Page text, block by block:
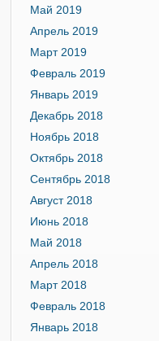
Май 2019
Апрель 2019
Март 2019
Февраль 2019
Январь 2019
Декабрь 2018
Ноябрь 2018
Октябрь 2018
Сентябрь 2018
Август 2018
Июнь 2018
Май 2018
Апрель 2018
Март 2018
Февраль 2018
Январь 2018